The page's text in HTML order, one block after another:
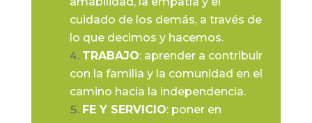
cuidado de los demás, a través de
lo que decimos y hacemos.
TRABAJO: aprender a contribuir
con la familia y la comunidad en el
camino hacia la independencia.
FE Y SERVICIO: poner en